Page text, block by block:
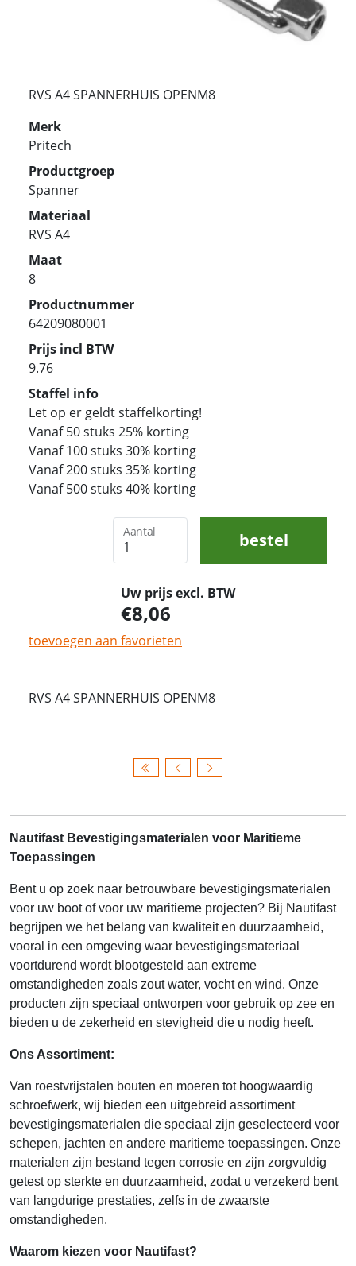
RVS A4 SPANNERHUIS OPENM8
Merk
Pritech
Productgroep
Spanner
Materiaal
RVS A4
Maat
8
Productnummer
64209080001
Prijs incl BTW
9.76
Staffel info
Let op er geldt staffelkorting!
Vanaf 50 stuks 25% korting
Vanaf 100 stuks 30% korting
Vanaf 200 stuks 35% korting
Vanaf 500 stuks 40% korting
Aantal bestel
Uw prijs excl. BTW
8,06
toevoegen aan favorieten
RVS A4 SPANNERHUIS OPENM8
Nautifast Bevestigingsmaterialen voor Maritieme
Toepassingen
Bent u op zoek naar betrouwbare bevestigingsmaterialen
voor uw boot of voor uw maritieme projecten? Bij Nautifast
begrijpen we het belang van kwaliteit en duurzaamheid,
vooral in een omgeving waar bevestigingsmateriaal
voortdurend wordt blootgesteld aan extreme
omstandigheden zoals zout water, vocht en wind. Onze
producten zijn speciaal ontworpen voor gebruik op zee en
bieden u de zekerheid en stevigheid die u nodig heeft.
Ons Assortiment:
Van roestvrijstalen bouten en moeren tot hoogwaardig
schroefwerk, wij bieden een uitgebreid assortiment
bevestigingsmaterialen die speciaal zijn geselecteerd voor
schepen, jachten en andere maritieme toepassingen. Onze
materialen zijn bestand tegen corrosie en zijn zorgvuldig
getest op sterkte en duurzaamheid, zodat u verzekerd bent
van langdurige prestaties, zelfs in de zwaarste
omstandigheden.
Waarom kiezen voor Nautifast?